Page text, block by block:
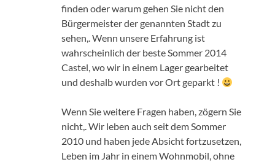
finden oder warum gehen Sie nicht den
Bürgermeister der genannten Stadt zu
sehen,. Wenn unsere Erfahrung ist
wahrscheinlich der beste Sommer 2014
Castel, wo wir in einem Lager gearbeitet
und deshalb wurden vor Ort geparkt !
Wenn Sie weitere Fragen haben, zögern Sie
nicht,. Wir leben auch seit dem Sommer
2010 und haben jede Absicht fortzusetzen,
Leben im Jahr in einem Wohnmobil, ohne